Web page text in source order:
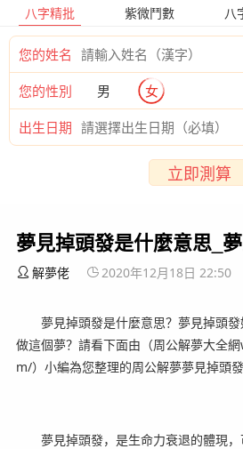
八字精批 紫微鬥數 八
您的姓名
您的性別 男 女
出生日期
立即測算
夢見掉頭發是什麼意思_
解夢佬 2020年12月18日 22:50
夢見掉頭發是什麼意思？夢見掉頭發
做這個夢？請看下面由（周公解夢大全
m/）小編為您整理的周公解夢夢見掉頭發
夢見掉頭發，是生命力衰退的體現，